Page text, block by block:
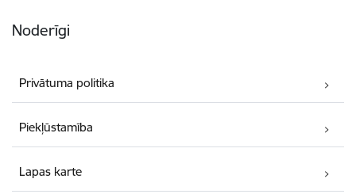
Noderīgi
Privātuma politika
Piekļūstamība
Lapas karte